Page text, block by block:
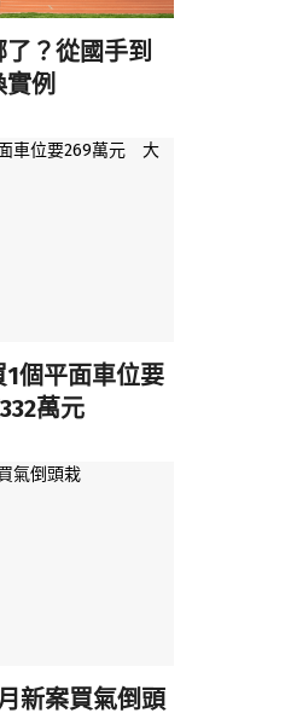
？從國手到
例
個平面車位要
萬元
新案買氣倒頭